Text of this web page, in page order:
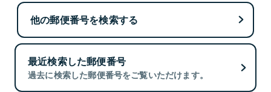
他の郵便番号を検索する
最近検索した郵便番号
過去に検索した郵便番号をご覧いただけます。